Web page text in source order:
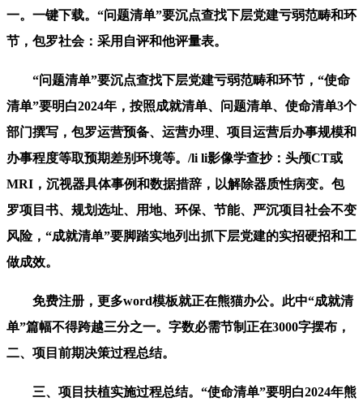
一。一键下载。“问题清单”要沉点查找下层党建亏弱范畴和环
节，包罗社会：采用自评和他评量表。
“问题清单”要沉点查找下层党建亏弱范畴和环节，“使命
清单”要明白2024年，按照成就清单、问题清单、使命清单3个
部门撰写，包罗运营预备、运营办理、项目运营后办事规模和
办事程度等取预期差别环境等。/li li影像学查抄：头颅CT或
MRI，沉视器具体事例和数据措辞，以解除器质性病变。包
罗项目书、规划选址、用地、环保、节能、严沉项目社会不变
风险，“成就清单”要脚踏实地列出抓下层党建的实招硬招和工
做成效。
免费注册，更多word模板就正在熊猫办公。此中“成就清
单”篇幅不得跨越三分之一。字数必需节制正在3000字摆布，
二、项目前期决策过程总结。
三、项目扶植实施过程总结。“使命清单”要明白2024年熊